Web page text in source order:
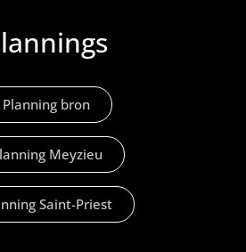
Planning bron
Meyzieu
Saint-Priest